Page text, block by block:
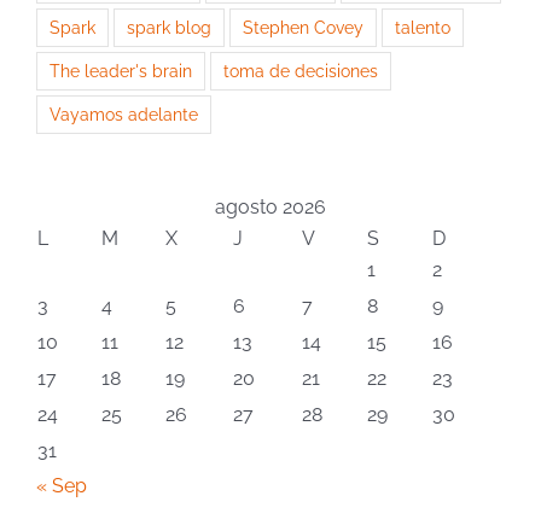
Spark spark blog Stephen Covey talento
The leader's brain toma de decisiones
Vayamos adelante
agosto 2026
L
M X J V S
D
1
2
3
4 5 6 7 8
9
10
11 12 13 14 15
16
17
18 19 20 21 22
23
24
25 26 27 28 29
30
31
« Sep